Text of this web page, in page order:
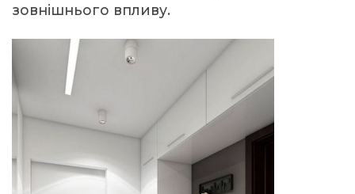
зовнішнього впливу.